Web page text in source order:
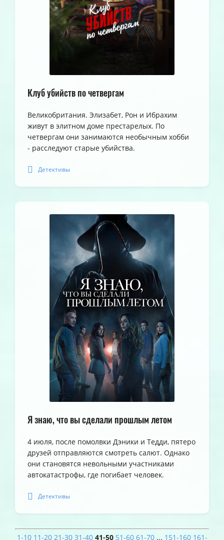
Клуб убийств по четвергам
Великобритания. Элизабет, Рон и Ибрахим
живут в элитном доме престарелых. По
четвергам они занимаются необычным хобби
- расследуют старые убийства.
Детективы
Я знаю, что вы сделали прошлым летом
4 июля, после помолвки Дэники и Тедди, пятеро
друзей отправляются смотреть салют. Однако
они становятся невольными участниками
автокатастрофы, где погибает человек.
Детективы
1-10 11-20 21-30 31-40 41-50 51-60 61-70 ... 151-160 161-